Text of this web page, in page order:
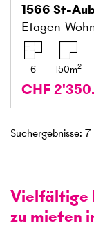
1566 St-
Etagen-
6 150m2
CHF
Suchergebnisse: 7
Vielfältige
zu mieten